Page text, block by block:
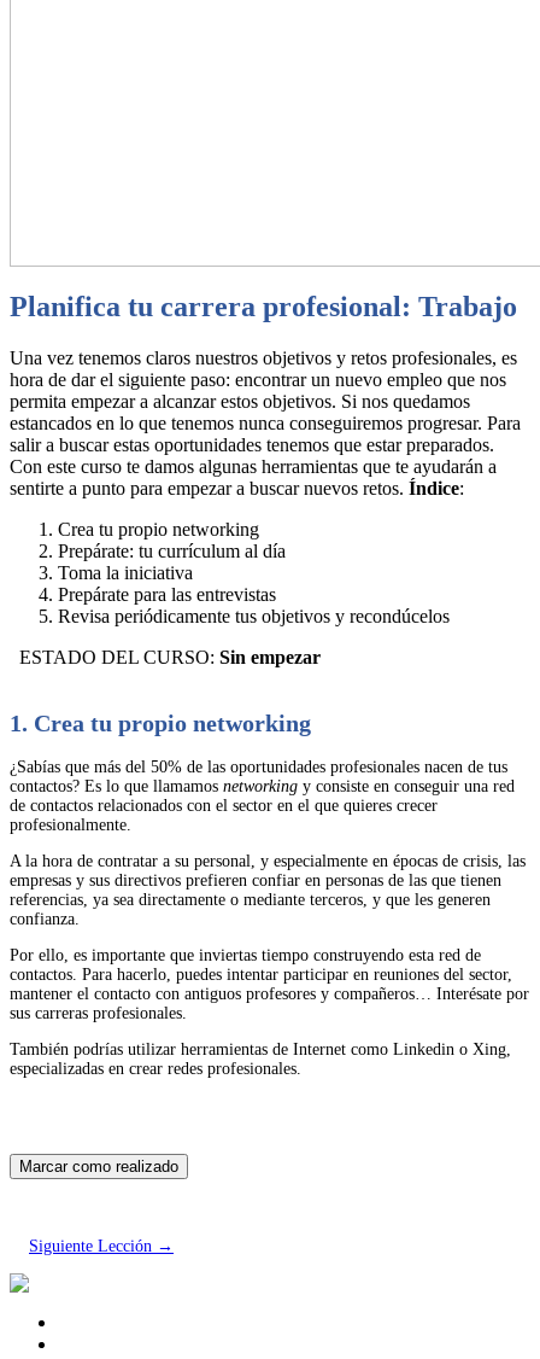
Planifica tu carrera profesional: Trabajo
Una vez tenemos claros nuestros objetivos y retos profesionales, es
hora de dar el siguiente paso: encontrar un nuevo empleo que nos
permita empezar a alcanzar estos objetivos. Si nos quedamos
estancados en lo que tenemos nunca conseguiremos progresar. Para
salir a buscar estas oportunidades tenemos que estar preparados.
Con este curso te damos algunas herramientas que te ayudarán a
sentirte a punto para empezar a buscar nuevos retos. Índice:
Crea tu propio networking
Prepárate: tu currículum al día
Toma la iniciativa
Prepárate para las entrevistas
Revisa periódicamente tus objetivos y recondúcelos
ESTADO DEL CURSO: Sin empezar
1. Crea tu propio networking
¿Sabías que más del 50% de las oportunidades profesionales nacen de tus
contactos? Es lo que llamamos networking y consiste en conseguir una red
de contactos relacionados con el sector en el que quieres crecer
profesionalmente.
A la hora de contratar a su personal, y especialmente en épocas de crisis, las
empresas y sus directivos prefieren confiar en personas de las que tienen
referencias, ya sea directamente o mediante terceros, y que les generen
confianza.
Por ello, es importante que inviertas tiempo construyendo esta red de
contactos. Para hacerlo, puedes intentar participar en reuniones del sector,
mantener el contacto con antiguos profesores y compañeros… Interésate por
sus carreras profesionales.
También podrías utilizar herramientas de Internet como Linkedin o Xing,
especializadas en crear redes profesionales.
Siguiente Lección →